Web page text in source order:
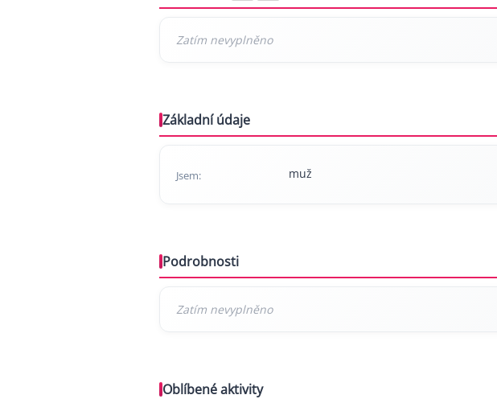
Základní údaje
Jsem: muž
Podrobnosti
Oblíbené aktivity